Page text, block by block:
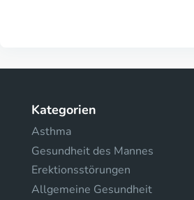
Kategorien
Asthma
Gesundheit des Mannes
Erektionsstörungen
Allgemeine Gesundheit